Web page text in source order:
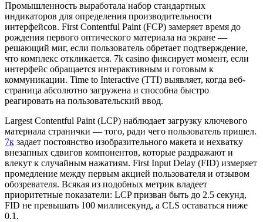
Промышленность выработала набор стандартных
индикаторов для определения производительности
интерфейсов. First Contentful Paint (FCP) замеряет время до
рождения первого оптического материала на экране —
решающий миг, если пользователь обретает подтверждение,
что комплекс откликается. 7k casino фиксирует момент, если
интерфейс обращается интерактивным и готовым к
коммуникации. Time to Interactive (TTI) выявляет, когда веб-
страница абсолютно загружена и способна быстро
реагировать на пользовательский ввод.
Largest Contentful Paint (LCP) наблюдает загрузку ключевого
материала странички — того, ради чего пользователь пришел.
7к задает постоянство изобразительного макета и нехватку
внезапных сдвигов компонентов, которые раздражают и
влекут к случайным нажатиям. First Input Delay (FID) измеряет
промедление между первым акцией пользователя и отзывом
обозревателя. Всякая из подобных метрик владеет
приоритетные показатели: LCP призван быть до 2.5 секунд,
FID не превышать 100 миллисекунд, а CLS оставаться ниже
0.1.